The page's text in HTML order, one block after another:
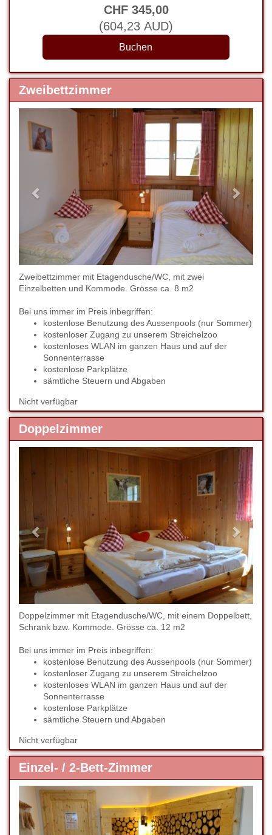
CHF 345,00
(604,23 AUD)
Zweibettzimmer
Previous
Next
Zweibettzimmer mit Etagendusche/WC, mit zwei
Einzelbetten und Kommode. Grösse ca. 8 m2
Bei uns immer im Preis inbegriffen:
kostenlose Benutzung des Aussenpools (nur Sommer)
kostenloser Zugang zu unserem Streichelzoo
kostenloses WLAN im ganzen Haus und auf der
Sonnenterrasse
kostenlose Parkplätze
sämtliche Steuern und Abgaben
Nicht verfügbar
Doppelzimmer
Next
Doppelzimmer mit Etagendusche/WC, mit einem Doppelbett,
Schrank bzw. Kommode. Grösse ca. 12 m2
Bei uns immer im Preis inbegriffen:
kostenlose Benutzung des Aussenpools (nur Sommer)
kostenloser Zugang zu unserem Streichelzoo
kostenloses WLAN im ganzen Haus und auf der
Sonnenterrasse
kostenlose Parkplätze
sämtliche Steuern und Abgaben
Nicht verfügbar
Einzel- / 2-Bett-Zimmer
Previous
Next